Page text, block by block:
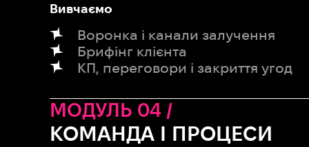
Вивчаємо
Воронка і канали залучення
Брифінг клієнта
КП, переговори і закриття угод
МОДУЛЬ 04 /
КОМАНДА І ПРОЦЕСИ